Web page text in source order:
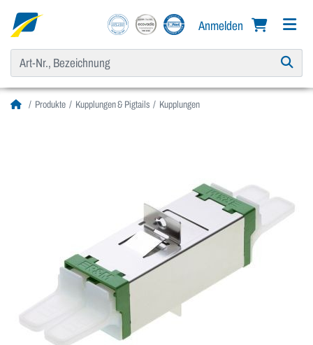
Anmelden
Produkte Kupplungen & Pigtails Kupplungen